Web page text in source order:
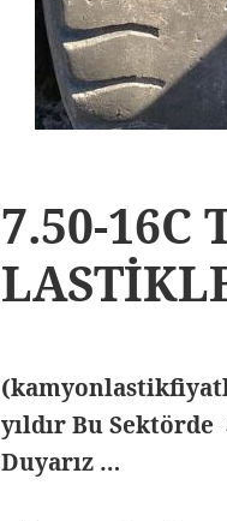
7.50-16C
yıldır Bu
Duyarız …